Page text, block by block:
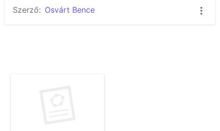
Szerző: Osvárt Bence